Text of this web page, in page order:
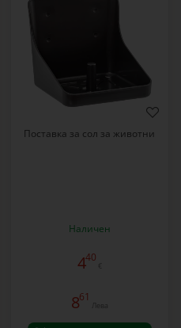
Поставка за сол за животни
Наличен
440
€
861
Лева